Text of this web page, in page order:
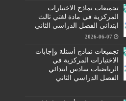
تجميعات نماذج الاختبارات
المركزية في مادة لغتي ثالث
ابتدائي الفصل الدراسي الثاني
2026-06-07
تجميعات نماذج أسئلة وإجابات
الاختبارات المركزية في
الرياضيات سادس ابتدائي
الفصل الدراسي الثاني